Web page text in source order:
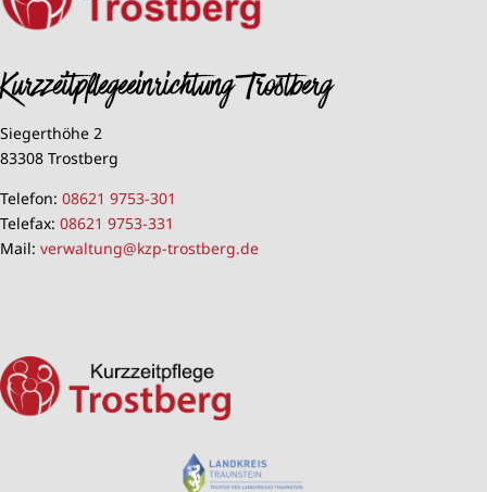
Kurzzeitpflegeeinrichtung Trostberg
Siegerthöhe 2
83308 Trostberg
Telefon: 08621 9753-301
Telefax: 08621 9753-331
Mail: verwaltung@kzp-trostberg.de